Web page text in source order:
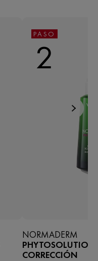
PASO
2
NORMADERM
PHYTOSOLUTION
CORRECCIÓN